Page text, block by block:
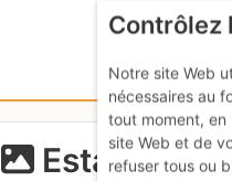
Estany de
Contrôlez
Notre site Web
nécessaires au
tout moment,
site Web et de
refuser tous ou